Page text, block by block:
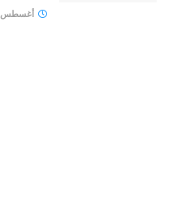
أغسطس 8, 2026